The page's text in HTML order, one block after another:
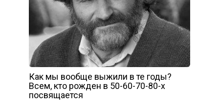
Как мы вообще выжили в те годы?
Всем, кто рожден в 50-60-70-80-х
посвящается